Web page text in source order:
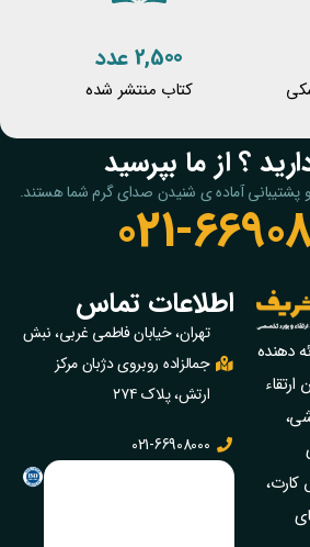
2,500 عدد
کتاب منتشر شده
؟ از ما بپرسید
آماده ی شنیدن صدای گرم شما هستند.
021-
دهنده
کارت،
اطلاعات تماس
تهران، خیابان فاطمی غربی، نبش
جمالزاده روبروی دژبان مرکز
ارتش، پلاک ۲۷۴
021-66908000